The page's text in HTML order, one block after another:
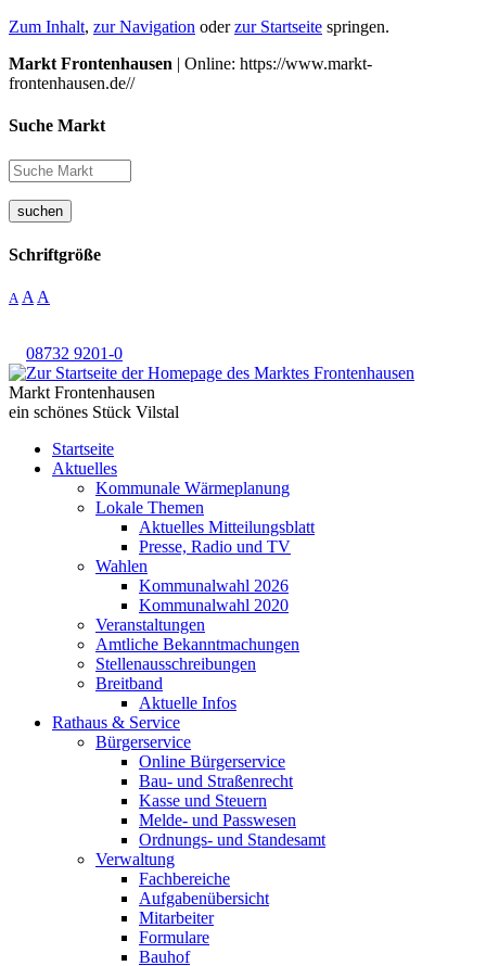
Zum Inhalt, zur Navigation oderzur Startseite springen.
Markt Frontenhausen | Online: https://www.markt-
frontenhausen.de//
Suche Markt
suchen
Schriftgröße
A A A
08732 9201-0
Markt Frontenhausen
ein schönes Stück Vilstal
Startseite
Aktuelles
Kommunale Wärmeplanung
Lokale Themen
Aktuelles Mitteilungsblatt
Presse, Radio und TV
Wahlen
Kommunalwahl 2026
Kommunalwahl 2020
Veranstaltungen
Amtliche Bekanntmachungen
Stellenausschreibungen
Breitband
Aktuelle Infos
Rathaus & Service
Bürgerservice
Online Bürgerservice
Bau- und Straßenrecht
Kasse und Steuern
Melde- und Passwesen
Ordnungs- und Standesamt
Verwaltung
Fachbereiche
Aufgabenübersicht
Mitarbeiter
Formulare
Bauhof